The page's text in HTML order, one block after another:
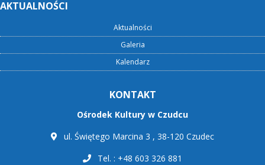
AKTUALNOŚCI
Aktualności
Galeria
Kalendarz
KONTAKT
Ośrodek Kultury w Czudcu
ul. Świętego Marcina 3 , 38-120 Czudec
Tel. : +48 603 326 881